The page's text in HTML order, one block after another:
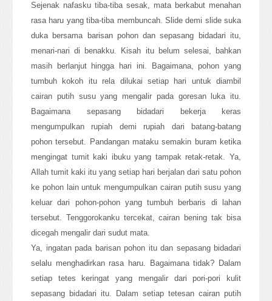
Sejenak nafasku tiba-tiba sesak, mata berkabut menahan
rasa haru yang tiba-tiba membuncah. Slide demi slide suka
duka bersama barisan pohon dan sepasang bidadari itu,
menari-nari di benakku. Kisah itu belum selesai, bahkan
masih berlanjut hingga hari ini. Bagaimana, pohon yang
tumbuh kokoh itu rela dilukai setiap hari untuk diambil
cairan putih susu yang mengalir pada goresan luka itu.
Bagaimana sepasang bidadari bekerja keras
mengumpulkan rupiah demi rupiah dari batang-batang
pohon tersebut. Pandangan mataku semakin buram ketika
mengingat tumit kaki ibuku yang tampak retak-retak. Ya,
Allah tumit kaki itu yang setiap hari berjalan dari satu pohon
ke pohon lain untuk mengumpulkan cairan putih susu yang
keluar dari pohon-pohon yang tumbuh berbaris di lahan
tersebut. Tenggorokanku tercekat, cairan bening tak bisa
dicegah mengalir dari sudut mata.
Ya, ingatan pada barisan pohon itu dan sepasang bidadari
selalu menghadirkan rasa haru. Bagaimana tidak? Dalam
setiap tetes keringat yang mengalir dari pori-pori kulit
sepasang bidadari itu. Dalam setiap tetesan cairan putih